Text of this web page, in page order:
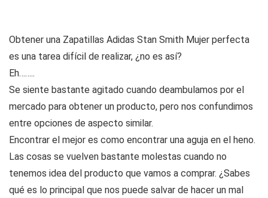
Obtener una Zapatillas Adidas Stan Smith Mujer perfecta
es una tarea difícil de realizar, ¿no es así?
Eh……..
Se siente bastante agitado cuando deambulamos por el
mercado para obtener un producto, pero nos confundimos
entre opciones de aspecto similar.
Encontrar el mejor es como encontrar una aguja en el heno.
Las cosas se vuelven bastante molestas cuando no
tenemos idea del producto que vamos a comprar. ¿Sabes
qué es lo principal que nos puede salvar de hacer un mal